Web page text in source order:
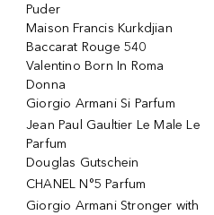
Puder
Maison Francis Kurkdjian
Baccarat Rouge 540
Valentino Born In Roma
Donna
Giorgio Armani Si Parfum
Jean Paul Gaultier Le Male Le
Parfum
Douglas Gutschein
CHANEL N°5 Parfum
Giorgio Armani Stronger with